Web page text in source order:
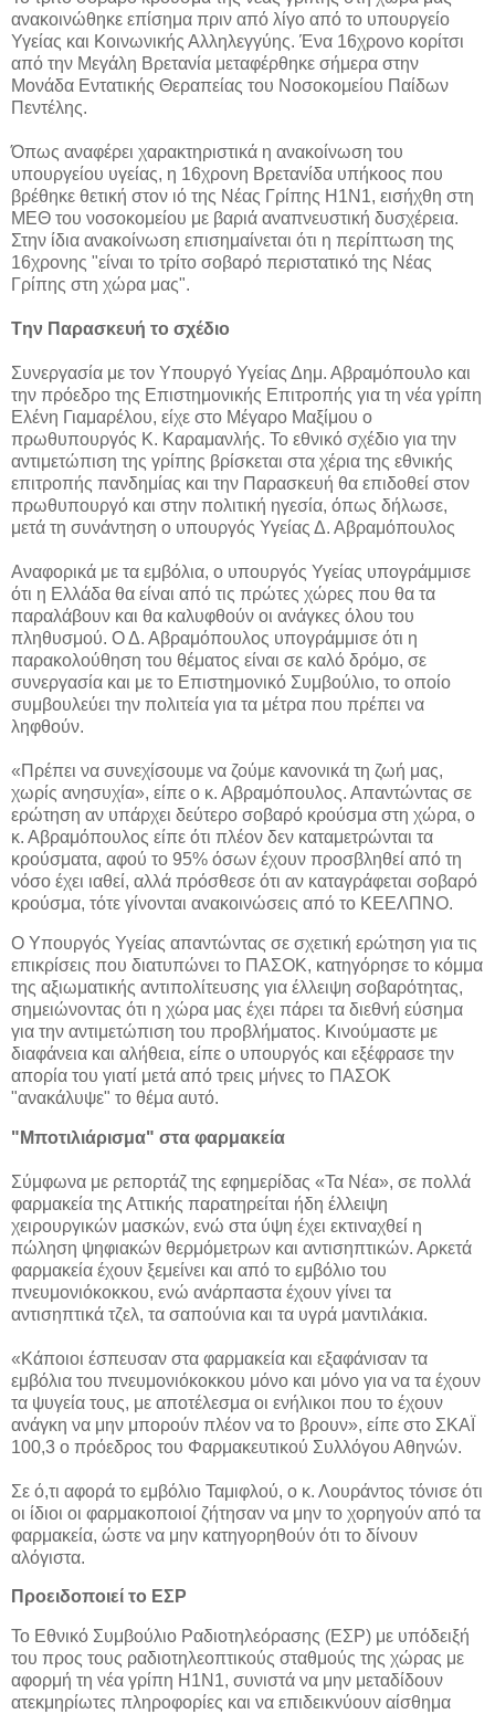
ανακοινώθηκε επίσημα πριν από λίγο από το υπουργείο
Υγείας και Κοινωνικής Αλληλεγγύης. Ένα 16χρονο κορίτσι
από την Μεγάλη Βρετανία μεταφέρθηκε σήμερα στην
Μονάδα Εντατικής Θεραπείας του Νοσοκομείου Παίδων
Πεντέλης.
Όπως αναφέρει χαρακτηριστικά η ανακοίνωση του
υπουργείου υγείας, η 16χρονη Βρετανίδα υπήκοος που
βρέθηκε θετική στον ιό της Νέας Γρίπης Η1Ν1, εισήχθη στη
ΜΕΘ του νοσοκομείου με βαριά αναπνευστική δυσχέρεια.
Στην ίδια ανακοίνωση επισημαίνεται ότι η περίπτωση της
16χρονης "είναι το τρίτο σοβαρό περιστατικό της Νέας
Γρίπης στη χώρα μας".
Tην Παρασκευή το σχέδιο
Συνεργασία με τον Υπουργό Υγείας Δημ. Αβραμόπουλο και
την πρόεδρο της Επιστημονικής Επιτροπής για τη νέα γρίπη
Ελένη Γιαμαρέλου, είχε στο Μέγαρο Μαξίμου ο
πρωθυπουργός Κ. Καραμανλής. To εθνικό σχέδιο για την
αντιμετώπιση της γρίπης βρίσκεται στα χέρια της εθνικής
επιτροπής πανδημίας και την Παρασκευή θα επιδοθεί στον
πρωθυπουργό και στην πολιτική ηγεσία, όπως δήλωσε,
μετά τη συνάντηση ο υπουργός Υγείας Δ. Αβραμόπουλος
Αναφορικά με τα εμβόλια, ο υπουργός Υγείας υπογράμμισε
ότι η Ελλάδα θα είναι από τις πρώτες χώρες που θα τα
παραλάβουν και θα καλυφθούν οι ανάγκες όλου του
πληθυσμού. Ο Δ. Αβραμόπουλος υπογράμμισε ότι η
παρακολούθηση του θέματος είναι σε καλό δρόμο, σε
συνεργασία και με το Επιστημονικό Συμβούλιο, το οποίο
συμβουλεύει την πολιτεία για τα μέτρα που πρέπει να
ληφθούν.
«Πρέπει να συνεχίσουμε να ζούμε κανονικά τη ζωή μας,
χωρίς ανησυχία», είπε ο κ. Αβραμόπουλος. Απαντώντας σε
ερώτηση αν υπάρχει δεύτερο σοβαρό κρούσμα στη χώρα, ο
κ. Αβραμόπουλος είπε ότι πλέον δεν καταμετρώνται τα
κρούσματα, αφού το 95% όσων έχουν προσβληθεί από τη
νόσο έχει ιαθεί, αλλά πρόσθεσε ότι αν καταγράφεται σοβαρό
κρούσμα, τότε γίνονται ανακοινώσεις από το ΚΕΕΛΠΝΟ.
Ο Υπουργός Υγείας απαντώντας σε σχετική ερώτηση για τις
επικρίσεις που διατυπώνει το ΠΑΣΟΚ, κατηγόρησε το κόμμα
της αξιωματικής αντιπολίτευσης για έλλειψη σοβαρότητας,
σημειώνοντας ότι η χώρα μας έχει πάρει τα διεθνή εύσημα
για την αντιμετώπιση του προβλήματος. Κινούμαστε με
διαφάνεια και αλήθεια, είπε ο υπουργός και εξέφρασε την
απορία του γιατί μετά από τρεις μήνες το ΠΑΣΟΚ
"ανακάλυψε" το θέμα αυτό.
"Μποτιλιάρισμα" στα φαρμακεία
Σύμφωνα με ρεπορτάζ της εφημερίδας «Τα Νέα», σε πολλά
φαρμακεία της Αττικής παρατηρείται ήδη έλλειψη
χειρουργικών μασκών, ενώ στα ύψη έχει εκτιναχθεί η
πώληση ψηφιακών θερμόμετρων και αντισηπτικών. Αρκετά
φαρμακεία έχουν ξεμείνει και από το εμβόλιο του
πνευμονιόκοκκου, ενώ ανάρπαστα έχουν γίνει τα
αντισηπτικά τζελ, τα σαπούνια και τα υγρά μαντιλάκια.
«Κάποιοι έσπευσαν στα φαρμακεία και εξαφάνισαν τα
εμβόλια του πνευμονιόκοκκου μόνο και μόνο για να τα έχουν
τα ψυγεία τους, με αποτέλεσμα οι ενήλικοι που το έχουν
ανάγκη να μην μπορούν πλέον να το βρουν», είπε στο ΣΚΑΪ
100,3 ο πρόεδρος του Φαρμακευτικού Συλλόγου Αθηνών.
Σε ό,τι αφορά το εμβόλιο Ταμιφλού, ο κ. Λουράντος τόνισε ότι
οι ίδιοι οι φαρμακοποιοί ζήτησαν να μην το χορηγούν από τα
φαρμακεία, ώστε να μην κατηγορηθούν ότι το δίνουν
αλόγιστα.
Προειδοποιεί το ΕΣΡ
Το Εθνικό Συμβούλιο Ραδιοτηλεόρασης (ΕΣΡ) με υπόδειξή
του προς τους ραδιοτηλεοπτικούς σταθμούς της χώρας με
αφορμή τη νέα γρίπη Η1Ν1, συνιστά να μην μεταδίδουν
ατεκμηρίωτες πληροφορίες και να επιδεικνύουν αίσθημα